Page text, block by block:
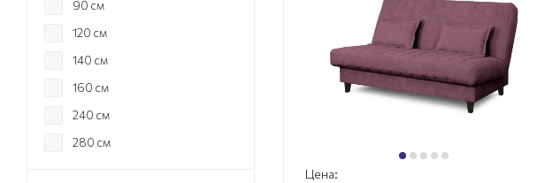
Цена:
90 см
120 см
140 см
160 см
240 см
280 см